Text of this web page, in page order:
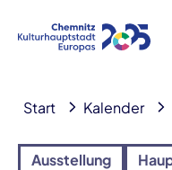
Start Kalender
Ausstellung